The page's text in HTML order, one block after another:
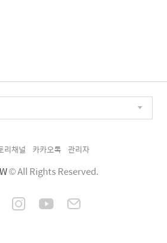
리채널 카카오톡 관리자
© All Rights Reserved.